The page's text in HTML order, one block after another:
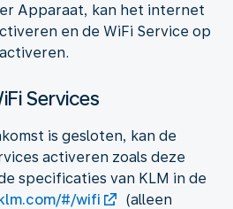
Apparaat, kan het internet
en de WiFi Service op
Services
is gesloten, kan de
activeren zoals deze
specificaties van KLM in de
#/wifi
(alleen